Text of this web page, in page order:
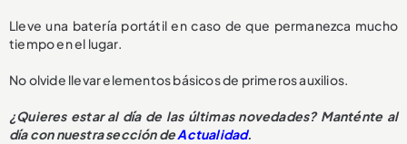
Lleve una batería portátil en caso de que permanezca mucho
tiempo en el lugar.
No olvide llevar elementos básicos de primeros auxilios.
¿Quieres estar al día de las últimas novedades? Manténte al
día con nuestra sección deActualidad.